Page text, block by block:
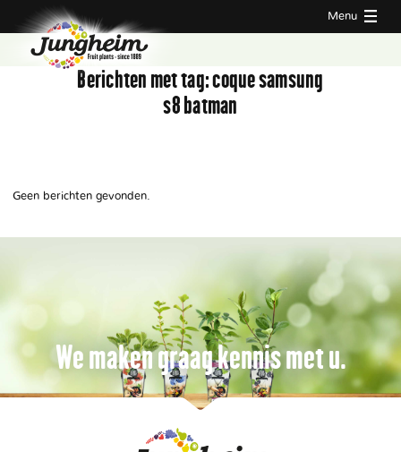
Menu
Berichten met tag:coque samsung
s8 batman
Geen berichten gevonden.
We maken graag kennis met u.